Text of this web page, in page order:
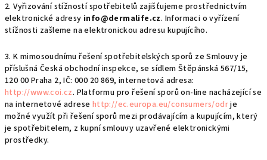
2. Vyřizování stížností spotřebitelů zajišťujeme prostřednictvím
elektronické adresy info@dermalife.cz. Informaci o vyřízení
stížnosti zašleme na elektronickou adresu kupujícího.
3. K mimosoudnímu řešení spotřebitelských sporů ze Smlouvy je
příslušná Česká obchodní inspekce, se sídlem Štěpánská 567/15,
120 00 Praha 2, IČ: 000 20 869, internetová adresa:
http://www.coi.cz. Platformu pro řešení sporů on-line nacházející se
na internetové adrese http://ec.europa.eu/consumers/odrje
možné využít při řešení sporů mezi prodávajícím a kupujícím, který
je spotřebitelem, z kupní smlouvy uzavřené elektronickými
prostředky.